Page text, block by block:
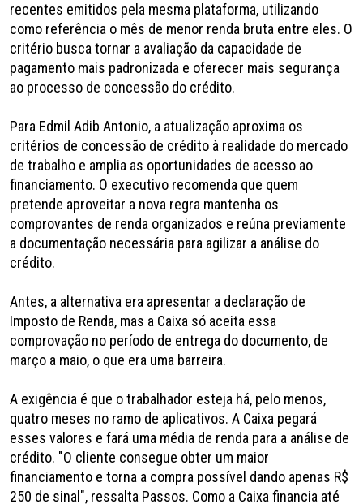
recentes emitidos pela mesma plataforma, utilizando
como referência o mês de menor renda bruta entre eles. O
critério busca tornar a avaliação da capacidade de
pagamento mais padronizada e oferecer mais segurança
ao processo de concessão do crédito.
Para Edmil Adib Antonio, a atualização aproxima os
critérios de concessão de crédito à realidade do mercado
de trabalho e amplia as oportunidades de acesso ao
financiamento. O executivo recomenda que quem
pretende aproveitar a nova regra mantenha os
comprovantes de renda organizados e reúna previamente
a documentação necessária para agilizar a análise do
crédito.
Antes, a alternativa era apresentar a declaração de
Imposto de Renda, mas a Caixa só aceita essa
comprovação no período de entrega do documento, de
março a maio, o que era uma barreira.
A exigência é que o trabalhador esteja há, pelo menos,
quatro meses no ramo de aplicativos. A Caixa pegará
esses valores e fará uma média de renda para a análise de
crédito. "O cliente consegue obter um maior
financiamento e torna a compra possível dando apenas R$
250 de sinal", ressalta Passos. Como a Caixa financia até